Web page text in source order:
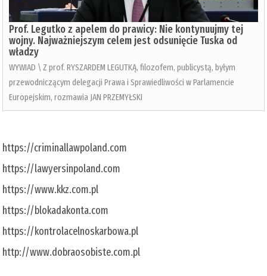
Prof. Legutko z apelem do prawicy: Nie kontynuujmy tej
wojny. Najważniejszym celem jest odsunięcie Tuska od
władzy
WYWIAD \ Z prof. RYSZARDEM LEGUTKĄ, filozofem, publicystą, byłym
przewodniczącym delegacji Prawa i Sprawiedliwości w Parlamencie
Europejskim, rozmawia JAN PRZEMYŁSKI
https://criminallawpoland.com
https://lawyersinpoland.com
https://www.kkz.com.pl
https://blokadakonta.com
https://kontrolacelnoskarbowa.pl
http://www.dobraosobiste.com.pl